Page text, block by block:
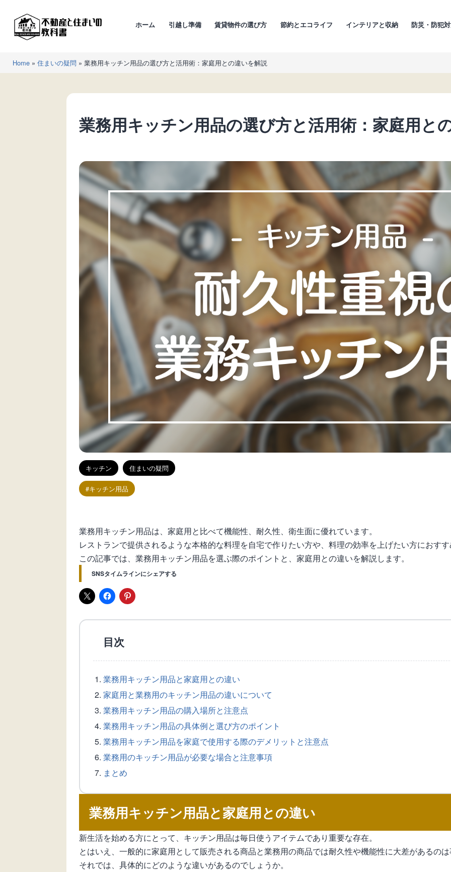
へ
不
動
ホーム 引越し準備 賃貸物件の選び方 節約とエコライフ インテリアと収納 防災・防犯
Home » 住まいの疑問 » 業務用キッチン用品の選び方と活用術：家庭用との違いを解説
業務用キッチン用品の選び方と活用術：家庭用と
キッチン 住まいの疑問
キッチン用品
業務用キッチン用品は、家庭用と比べて機能性、耐久性、衛生面に優れています。
レストランで提供されるような本格的な料理を自宅で作りたい方や、料理の効率を上げたい方におす
この記事では、業務用キッチン用品を選ぶ際のポイントと、家庭用との違いを解説します。
SNSタイムラインにシェアする
目次
業務用キッチン用品と家庭用との違い
家庭用と業務用のキッチン用品の違いについて
業務用キッチン用品の購入場所と注意点
業務用キッチン用品の具体例と選び方のポイント
業務用キッチン用品を家庭で使用する際のデメリットと注意点
業務用のキッチン用品が必要な場合と注意事項
まとめ
業務用キッチン用品と家庭用との違い
新生活を始める方にとって、キッチン用品は毎日使うアイテムであり重要な存在。
とはいえ、一般的に家庭用として販売される商品と業務用の商品では耐久性や機能性に大差があるの
それでは、具体的にどのような違いがあるのでしょうか。